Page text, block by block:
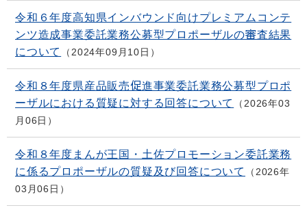
令和６年度高知県インバウンド向けプレミアムコンテ
ンツ造成事業委託業務公募型プロポーザルの審査結果
について
2024年09月10日
令和８年度県産品販売促進事業委託業務公募型プロポ
ーザルにおける質疑に対する回答について
2026年03
月06日
令和８年度まんが王国・土佐プロモーション委託業務
に係るプロポーザルの質疑及び回答について
2026年
03月06日